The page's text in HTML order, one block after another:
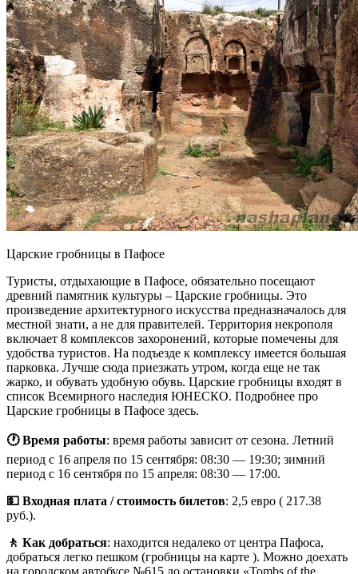
Царские гробницы в Пафосе
Туристы, отдыхающие в Пафосе, обязательно посещают
древний памятник культуры – Царские гробницы. Это
произведение архитектурного искусства предназначалось для
местной знати, а не для правителей. Территория некрополя
включает 8 комплексов захоронений, которые помечены для
удобства туристов. На подъезде к комплексу имеется большая
парковка. Лучше сюда приезжать утром, когда еще не так
жарко, и обувать удобную обувь. Царские гробницы входят в
список Всемирного наследия ЮНЕСКО. Подробнее про
Царские гробницы в Пафосе здесь.
🕐 Время работы: время работы зависит от сезона. Летний
период с 16 апреля по 15 сентября: 08:30 — 19:30; зимний
период с 16 сентября по 15 апреля: 08:30 — 17:00.
💵 Входная плата / стоимость билетов: 2,5 евро ( 217.38
руб.).
🚶 Как добраться: находится недалеко от центра Пафоса,
добраться легко пешком (гробницы на карте ). Можно доехать
на городском автобусе №615 до остановки «Tombs of the